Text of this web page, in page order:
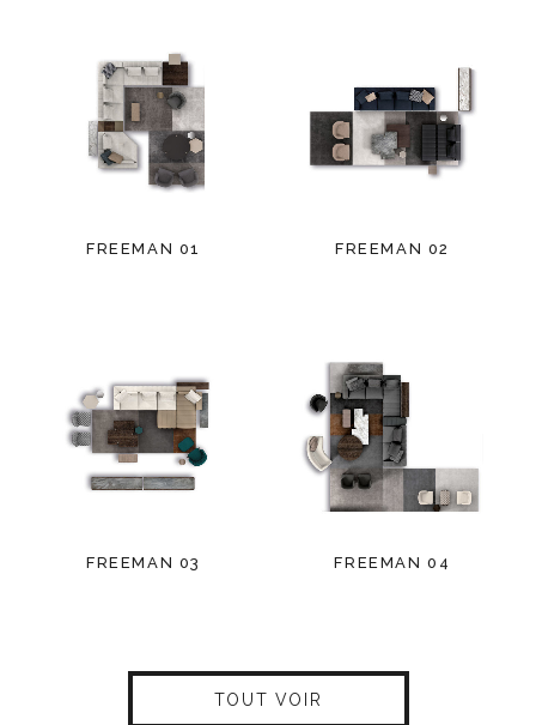
FREEMAN 01 FREEMAN 02
FREEMAN 03 FREEMAN 04
TOUT VOIR